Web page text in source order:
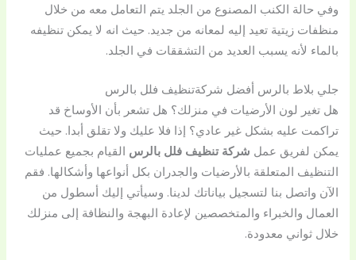
وفي حالة الكنب المصنوع من الجلد يتم التعامل معه من خلال
منظفات زيتية تعيد إليه لمعانه من جديد. حيث انه لا يمكن تنظيفه
بالماء لأنه يسبب العديد من التشققات في الجلد.
جلي بلاط بالرس أفضل شركةتنظيف فلل بالرس
هل تغير لون الأرضيات في منزلك؟ هل تشعر بأن الأوساخ قد
تراكمت عليه بشكل غير عادي؟ إذا فلا عليك ولا تقلق أبدا. حيث
يمكن لفريق عمل شركة تنظيف فلل بالرس القيام بجميع عمليات
التنظيف المتعلقة بالأرضيات والجدران بكل أنواعها وأشكالها. فقم
الآن واتصل بنا لتسجيل بياناتك لدينا. وسيأتي إليك أسطول من
العمال والخبراء والمتخصصين لإعادة البهجة والنظافة إلى منزلك
خلال ثواني معدودة.